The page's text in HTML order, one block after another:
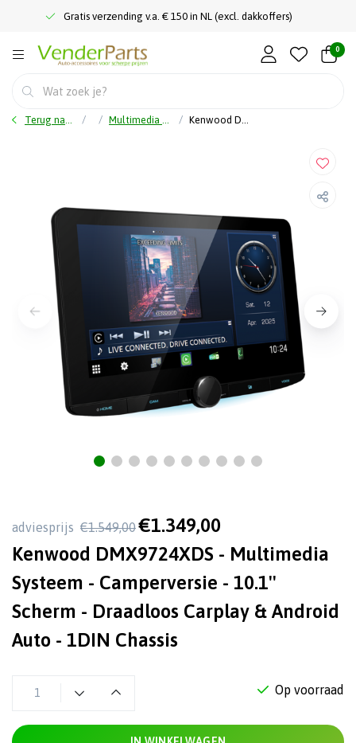
Gratis verzending v.a. € 150 in NL (excl. dakkoffers)
0
Terug naar home Multimedia autoradio Kenwood DMX9724XDS - Multimedia Systeem - Camperversie - 10.1'' Scherm - Draadloos Carplay & Android Auto - 1DIN Chassis
adviesprijs €1.549,00 €1.349,00
Kenwood DMX9724XDS - Multimedia
Systeem - Camperversie - 10.1''
Scherm - Draadloos Carplay & Android
Auto - 1DIN Chassis
Op voorraad